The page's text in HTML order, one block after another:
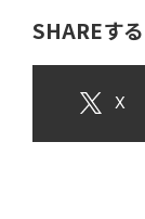
SHAREする
X